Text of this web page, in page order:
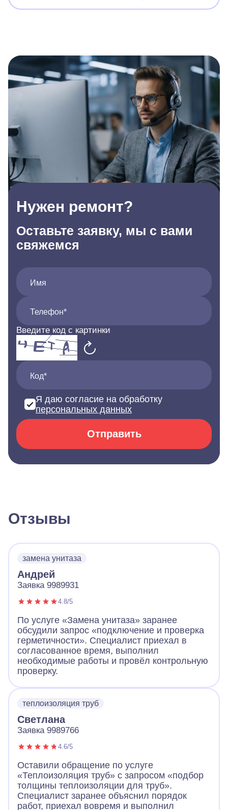
Нужен ремонт?
Оставьте заявку, мы с вами
свяжемся
Имя
Телефон*
Введите код с картинки
Код*
Я даю согласие на обработку
персональных данных
Отправить
Отзывы
замена унитаза
Андрей
Заявка 9989931
4.8/5
По услуге «Замена унитаза» заранее
обсудили запрос «подключение и проверка
герметичности». Специалист приехал в
согласованное время, выполнил
необходимые работы и провёл контрольную
проверку.
теплоизоляция труб
Светлана
Заявка 9989766
4.6/5
Оставили обращение по услуге
«Теплоизоляция труб» с запросом «подбор
толщины теплоизоляции для труб».
Специалист заранее объяснил порядок
работ, приехал вовремя и выполнил